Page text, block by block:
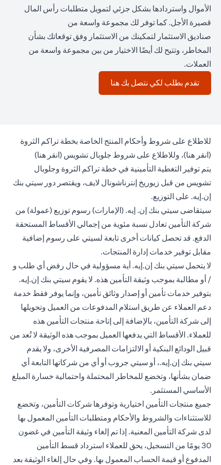
الأموال واستردادها بشكل جزئي لتمويل متطلبات رأس المال
قصيرة الأجل. كما توفر لك مجموعة واسعة من
صناديق الاستثمار لتمكينك من الاستثمار وفق توقعاتك بشأن
المخاطر، وتتيح لك أيضًا الاختيار من بين مجموعة واسعة من
العملات.
تقدم بطلب لكي نتصل بك هنا
للاطلاع على شروط وأحكام المنتج الخاصة بخطة تراكم الثروة
(انقر هناopens in a new tab
)، وللاطلاع على شروط جلوبال تشويس (انقر هناa new tab
)
يتم توفير التغطية التأمينية في خطة تراكم الثروة وجلوبال
تشويس من قبل زيوريخ إنترناشونال لايف، ويقتصر دور سيتي بنك
إن.إيه. على التوزيع.
سيتقاضى سيتي بنك إن. إيه. (الإمارات) رسوم توزيع (عمولة) من
شركة التأمين تعادل نسبة مئوية من إجمالي الأقساط المستحقة
الدفع. قد تحصل كيانات أخرى تابعة لسيتي على رسوم إضافية
مقابل توفير خدمات إدارة المنتجات.
لا يتحمل سيتي بنك إن.إيه. أية مسؤولية في حال رفض أي طلب و
/ أو مطالبة بموجب وثيقة التأمين هذه. لا يقوم سيتي بنك إن.إيه.
بتوفير خدمات تأمين أو إصدار وثائق تأمين، وإنما يوفر فقط خدمة
دعم العملاء عن طريق استلام المدفوعات من العميل وتحويلها
إلى شركة التأمين، بالإضافة إلى إتاحة منتجات التأمين هذه
للعملاء. الأقساط التي يدفعها العميل بموجب هذه الوثيقة لا تُعد من
قبيل الودائع البنكية أو الالتزامات المصرفية الأخرى، ولا يقدم
سيتي بنك إن.إيه.، أو سيتي جروب أو أي من شركاتها التابعة أي
ضمان بشأنها، وتخضع للمخاطر المحتملة واحتمالية خسارة المبلغ
الأساسي المستثمر.
جميع منتجات التأمين اختيارية وتوفرها شركات التأمين، وتخضع
للاستثناءات والشروط والأحكام ومتطلبات التأمين المعمول بها
لدى شركة التأمين المعنية. إذا تم إلغاء وثيقة التأمين في غضون
30 يومًا من التسجيل، يحق للعملاء استرداد قسط التأمين
المدفوع أو قيمة الحساب المعمول بها. وفي حال إلغاء الوثيقة بعد